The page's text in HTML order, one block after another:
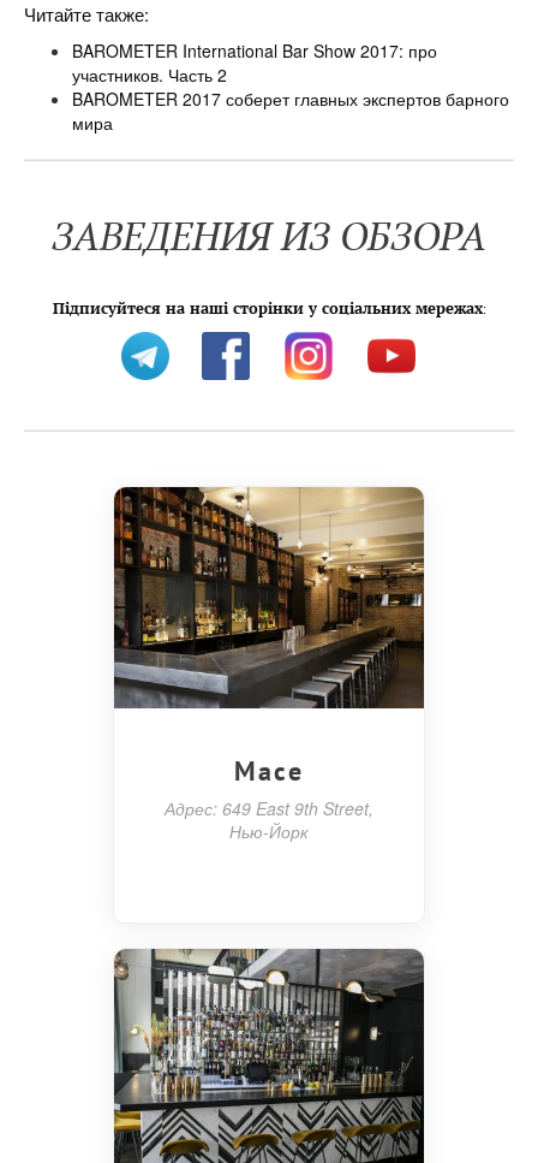
Читайте также:
BAROMETER International Bar Show 2017: про
участников. Часть 2
BAROMETER 2017 соберет главных экспертов барного
мира
ЗАВЕДЕНИЯ ИЗ ОБЗОРА
Підписуйтеся на наші сторінки у соціальних мережах:
Mace
Адрес: 649 East 9th Street,
Нью-Йорк